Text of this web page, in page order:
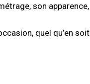
son apparence,
quel qu’en soit